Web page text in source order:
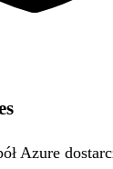
Azure